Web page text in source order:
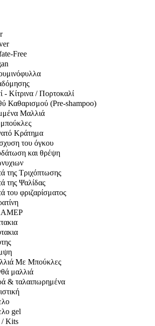
Free
- Κίτρινα / Πορτοκαλί
Καθαρισμού (Pre-shampoo)
Μαλλιά
μπούκλες
Κράτημα
του όγκου
και θρέψη
της Τριχόπτωσης
της Ψαλίδας
του φριζαρίσματος
Με Μπούκλες
μαλλιά
& ταλαιπωρημένα
gel
/ Kits